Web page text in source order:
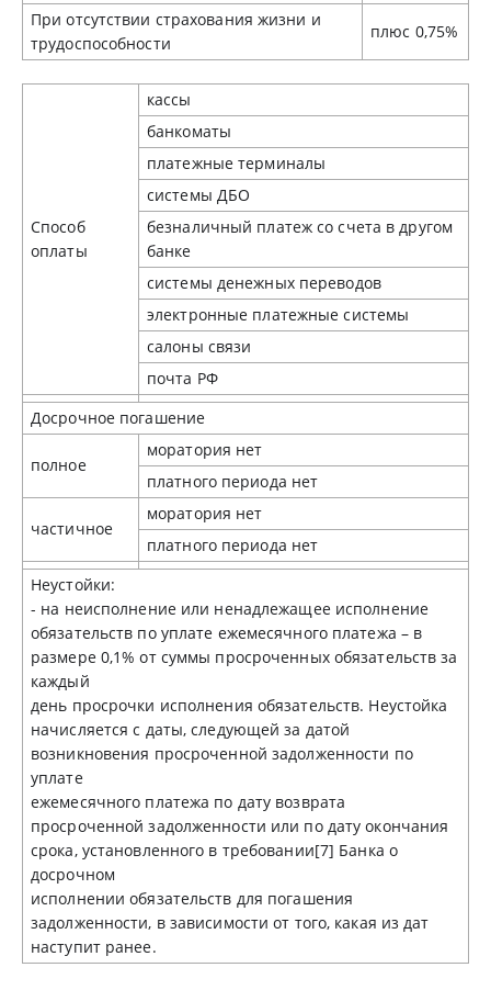
При отсутствии страхования жизни и
трудоспособности
плюс 0,75%
Способ
оплаты
кассы
банкоматы
платежные терминалы
системы ДБО
безналичный платеж со счета в другом
банке
системы денежных переводов
электронные платежные системы
салоны связи
почта РФ
Досрочное погашение
полное
моратория нет
платного периода нет
частичное
моратория нет
платного периода нет
Неустойки:
- на неисполнение или ненадлежащее исполнение
обязательств по уплате ежемесячного платежа – в
размере 0,1% от суммы просроченных обязательств за
каждый
день просрочки исполнения обязательств. Неустойка
начисляется с даты, следующей за датой
возникновения просроченной задолженности по
уплате
ежемесячного платежа по дату возврата
просроченной задолженности или по дату окончания
срока, установленного в требовании[7] Банка о
досрочном
исполнении обязательств для погашения
задолженности, в зависимости от того, какая из дат
наступит ранее.